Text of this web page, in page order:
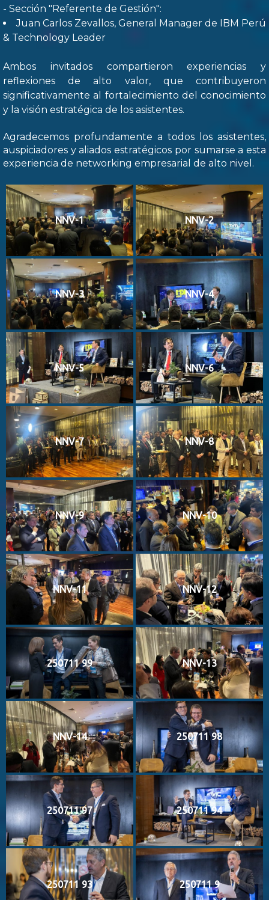
- Sección "Referente de Gestión":
Juan Carlos Zevallos, General Manager de IBM Perú
& Technology Leader
Ambos invitados compartieron experiencias y
reflexiones de alto valor, que contribuyeron
significativamente al fortalecimiento del conocimiento
y la visión estratégica de los asistentes.
Agradecemos profundamente a todos los asistentes,
auspiciadores y aliados estratégicos por sumarse a esta
experiencia de networking empresarial de alto nivel.
NNV-1 NNV-2
NNV-3 NNV-4
NNV-5 NNV-6
NNV-7 NNV-8
NNV-9 NNV-10
NNV-11 NNV-12
250711 99 NNV-13
NNV-14 250711 98
250711 97 250711 94
250711 93 250711 9